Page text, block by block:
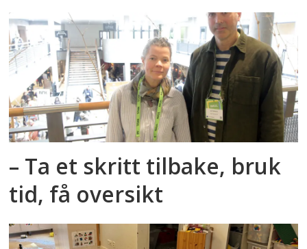
– Ta et skritt tilbake, bruk
tid, få oversikt